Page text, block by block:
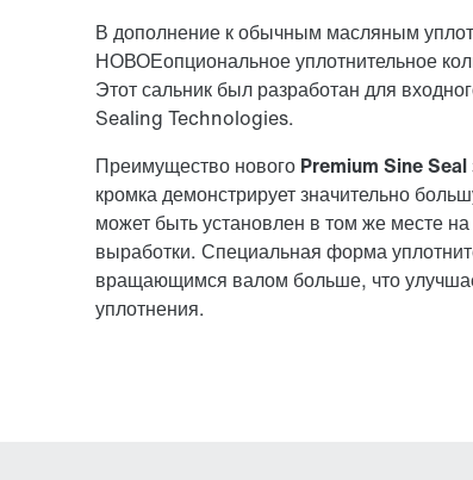
В дополнение к обычным масляным
НОВОЕопциональное уплотнительное
Этот сальник был разработан для
Sealing Technologies.
Преимущество нового Premium Sine Seal
кромка демонстрирует значительно
может быть установлен в том же месте
выработки. Специальная форма
вращающимся валом больше, что
уплотнения.